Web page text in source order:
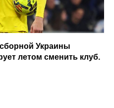
Украины
летом сменить клуб.